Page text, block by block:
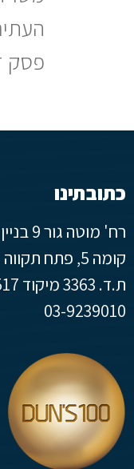
פסק
כתובתינו
רח' מוטה גור 9 בניין B
קומה 5, פתח תקווה
ת.ד. 3363 מיקוד 49517
03-9239010